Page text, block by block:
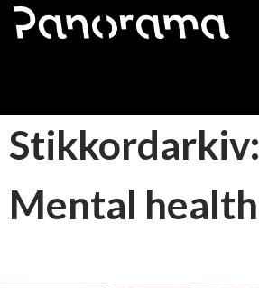
Søk
HOPP
Stikkordarkiv:
Mental health